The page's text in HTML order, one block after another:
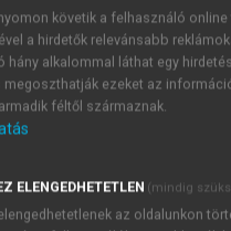
követik a felhasználó
a hirdetők relevánsabb
hány alkalommal láthat egy
megoszthatják ezeket az
féltől származnak.
ELENGEDHETETLEN (mindig
az oldalunkon